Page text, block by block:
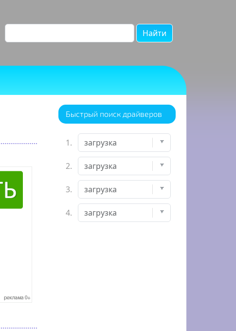
Найти
Быстрый поиск драйверов
1.
2.
3.
4.